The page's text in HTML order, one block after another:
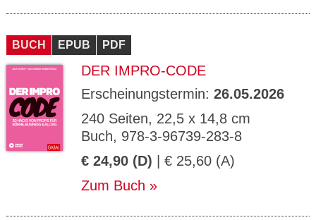
BUCH EPUB PDF
DER IMPRO-CODE
Erscheinungstermin: 26.05.2026
240 Seiten, 22,5 x 14,8 cm
Buch, 978-3-96739-283-8
€ 24,90 (D) | € 25,60 (A)
Zum Buch